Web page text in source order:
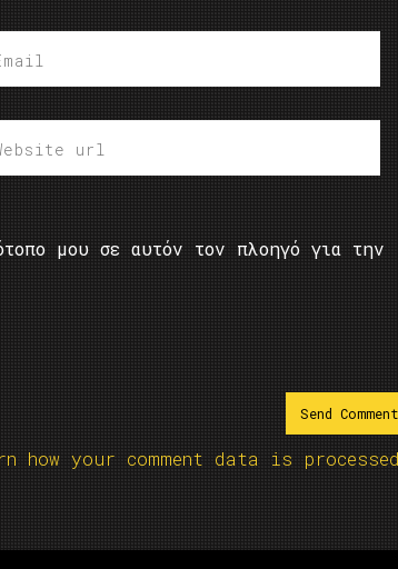
μου σε αυτόν τον πλοηγό για την
how your comment data is